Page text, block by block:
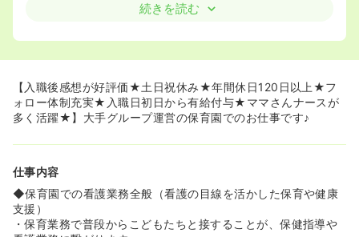
◆入職後はリーダー看護師がいる他園で1週間程度OJT研
修もございます。
が可能です≫
◆運動会などのイベントを除く土日祝完全休み！
◆入職日初日から有給付与が付与されます！急なお子様の
す！
≪全てのこどもが健康に過ごせる未来をサポートする仕事
です★≫
◆6年間という長い期間の子どもたちの成長を、保護者の
続きを読む
【入職後感想が好評価★土日祝休み★年間休日120日以上★フ
ォロー体制充実★入職日初日から有給付与★ママさんナースが
多く活躍★】大手グループ運営の保育園でのお仕事です♪
仕事内容
◆保育園での看護業務全般（看護の目線を活かした保育や健康
支援）
・保育業務で普段からこどもたちと接することが、保健指導や